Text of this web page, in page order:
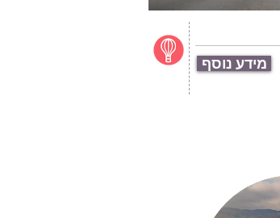
מידע נוסף